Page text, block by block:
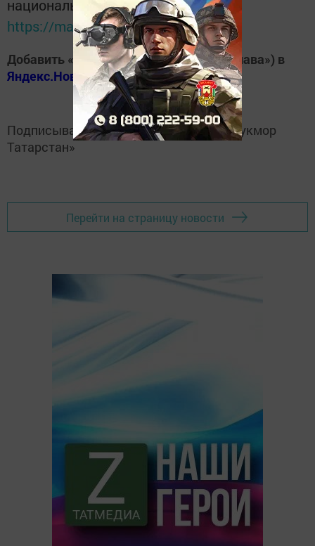
национальном мессенджере MАХ:
https://max.ru/tatmedia
Добавить «Хезмэт даны» («Трудовая слава») в
Яндекс.Новости
Подписывайтесь наTelegram-канал«Кукмор
Татарстан»
Перейти на страницу новости